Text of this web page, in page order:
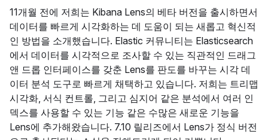
11개월 전에 저희는 Kibana Lens의 베타 버전을 출시하면서
데이터를 빠르게 시각화하는 데 도움이 되는 새롭고 혁신적
인 방법을 소개했습니다. Elastic 커뮤니티는 Elasticsearch
에서 데이터를 시각적으로 조사할 수 있는 직관적인 드래그
앤 드롭 인터페이스를 갖춘 Lens를 판도를 바꾸는 시각 데
이터 분석 도구로 빠르게 채택하고 있습니다. 저희는 트리맵
시각화, 서식 컨트롤, 그리고 심지어 같은 분석에서 여러 인
덱스를 사용할 수 있는 기능 같은 수많은 새로운 기능을
Lens에 추가해왔습니다. 7.10 릴리즈에서 Lens가 정식 버전